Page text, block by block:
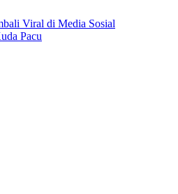
Viral di Media Sosial
Pacu